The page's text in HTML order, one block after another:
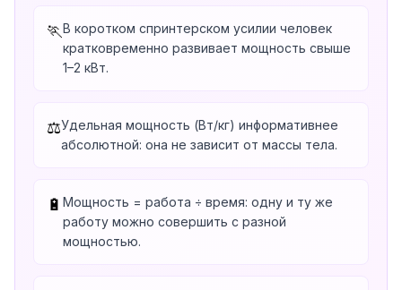
🏃В коротком спринтерском усилии человек
кратковременно развивает мощность свыше
1–2 кВт.
⚖️Удельная мощность (Вт/кг) информативнее
абсолютной: она не зависит от массы тела.
🔋 Мощность = работа ÷ время: одну и ту же
работу можно совершить с разной
мощностью.